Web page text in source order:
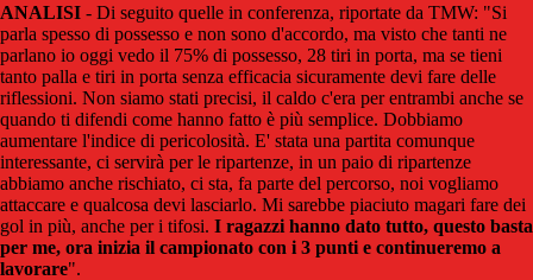
ANALISI - Di seguito quelle in conferenza, riportate da TMW: "Si
parla spesso di possesso e non sono d'accordo, ma visto che tanti ne
parlano io oggi vedo il 75% di possesso, 28 tiri in porta, ma se tieni
tanto palla e tiri in porta senza efficacia sicuramente devi fare delle
riflessioni. Non siamo stati precisi, il caldo c'era per entrambi anche se
quando ti difendi come hanno fatto è più semplice. Dobbiamo
aumentare l'indice di pericolosità. E' stata una partita comunque
interessante, ci servirà per le ripartenze, in un paio di ripartenze
abbiamo anche rischiato, ci sta, fa parte del percorso, noi vogliamo
attaccare e qualcosa devi lasciarlo. Mi sarebbe piaciuto magari fare dei
gol in più, anche per i tifosi. I ragazzi hanno dato tutto, questo basta
per me, ora inizia il campionato con i 3 punti e continueremo a
lavorare".